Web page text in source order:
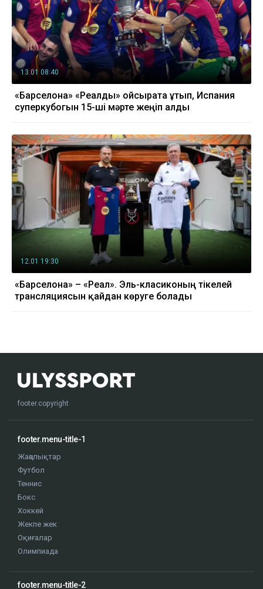
13.01 08:40
«Барселона» «Реалды» ойсырата ұтып, Испания
суперкубогын 15-ші мәрте жеңіп алды
12.01 19:30
«Барселона» – «Реал». Эль-класиконың тікелей
трансляциясын қайдан көруге болады
footer.copyright
footer.menu-title-1
Жаңалықтар
Футбол
Теннис
Бокс
Хоккей
Жекпе жек
Оқиғалар
Олимпиада
footer.menu-title-2